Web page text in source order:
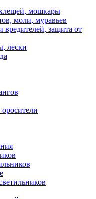
мошкары
моли, муравьев
вредителей, защита от
лески